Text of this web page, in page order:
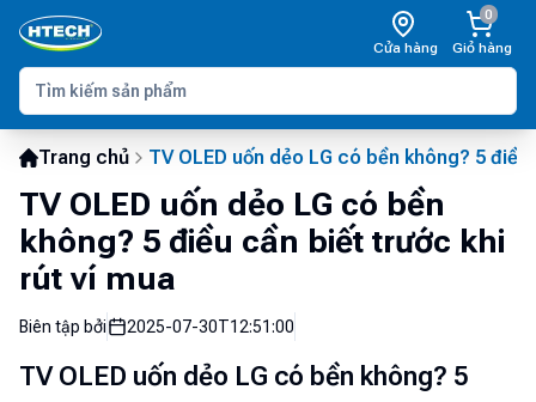
Cửa hàng
0
Giỏ hàng
Trang chủ TV OLED uốn dẻo LG có bền không? 5
TV OLED uốn dẻo LG có bền
không? 5 điều cần biết trước khi
rút ví mua
Biên tập bởi 2025-07-30T12:51:00
TV OLED uốn dẻo LG có bền không? 5